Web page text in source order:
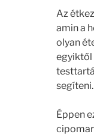
Az
amin a
olyan
egyiktől
segíteni.
Éppen